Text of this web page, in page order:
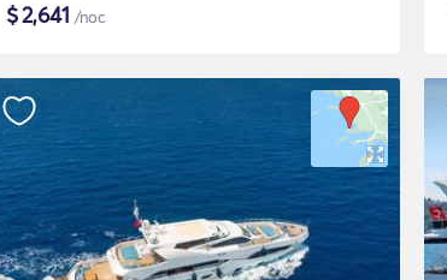
$2,641 /noc